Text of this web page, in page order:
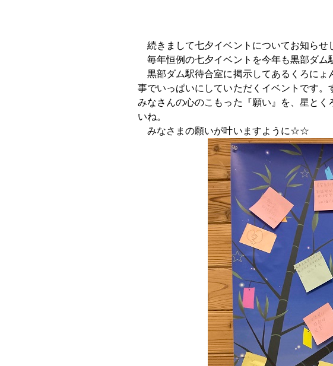
続きまして七夕イベントについてお知らせ
毎年恒例の七夕イベントを今年も黒部ダム
黒部ダム駅待合室に掲示してあるくろにょ
事でいっぱいにしていただくイベントです。
みなさんの心のこもった『願い』を、星と
いね。
みなさまの願いが叶いますように☆☆